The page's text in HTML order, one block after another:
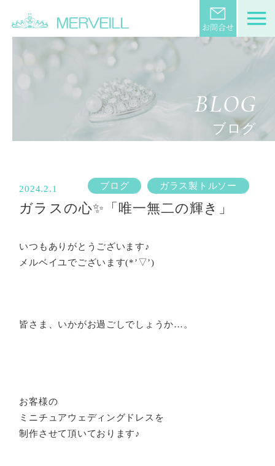
BLOG
ブログ
2024.2.1 ブログ ガラス製トルソー
ガラスの心✨「唯一無二の輝き」
いつもありがとうございます♪
メルベイユでございます(*’▽’)
皆さま、いかがお過ごしでしょうか…。
お客様の
ミニチュアウェディングドレスを
制作させて頂いております♪